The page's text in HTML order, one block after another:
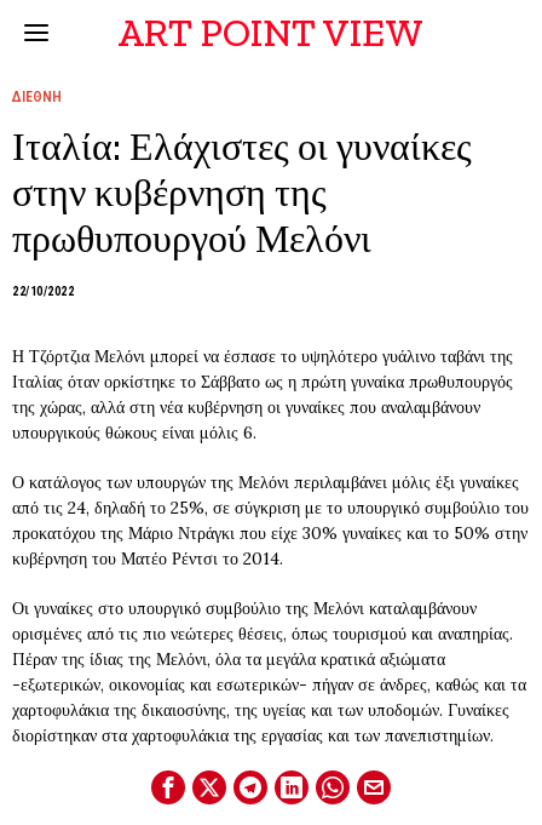
ART POINT VIEW
ΔΙΕΘΝΗ
Ιταλία: Ελάχιστες οι γυναίκες
στην κυβέρνηση της
πρωθυπουργού Μελόνι
22/10/2022
Η Τζόρτζια Μελόνι μπορεί να έσπασε το υψηλότερο γυάλινο ταβάνι της
Ιταλίας όταν ορκίστηκε το Σάββατο ως η πρώτη γυναίκα πρωθυπουργός
της χώρας, αλλά στη νέα κυβέρνηση οι γυναίκες που αναλαμβάνουν
υπουργικούς θώκους είναι μόλις 6.
Ο κατάλογος των υπουργών της Μελόνι περιλαμβάνει μόλις έξι γυναίκες
από τις 24, δηλαδή το 25%, σε σύγκριση με το υπουργικό συμβούλιο του
προκατόχου της Μάριο Ντράγκι που είχε 30% γυναίκες και το 50% στην
κυβέρνηση του Ματέο Ρέντσι το 2014.
Οι γυναίκες στο υπουργικό συμβούλιο της Μελόνι καταλαμβάνουν
ορισμένες από τις πιο νεώτερες θέσεις, όπως τουρισμού και αναπηρίας.
Πέραν της ίδιας της Μελόνι, όλα τα μεγάλα κρατικά αξιώματα
-εξωτερικών, οικονομίας και εσωτερικών- πήγαν σε άνδρες, καθώς και τα
χαρτοφυλάκια της δικαιοσύνης, της υγείας και των υποδομών. Γυναίκες
διορίστηκαν στα χαρτοφυλάκια της εργασίας και των πανεπιστημίων.